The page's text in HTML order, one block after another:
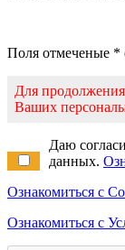
Поля отмеченые *
Для продолжения
Ваших
Даю
данных.
Ознакомиться с
Ознакомиться с